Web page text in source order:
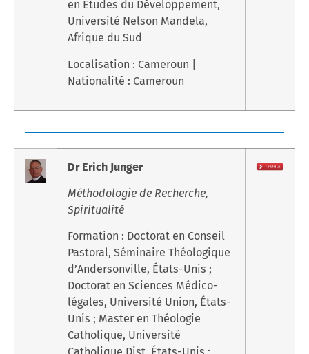
en Études du Développement,
Université Nelson Mandela,
Afrique du Sud
Localisation : Cameroun |
Nationalité : Cameroun
Dr Erich Junger
Méthodologie de Recherche,
Spiritualité
Formation : Doctorat en Conseil
Pastoral, Séminaire Théologique
d’Andersonville, États-Unis ;
Doctorat en Sciences Médico-
légales, Université Union, États-
Unis ; Master en Théologie
Catholique, Université